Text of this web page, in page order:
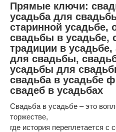
Прямые ключи:
усадьба для
старинной усадьбе,
свадьбы в усадьбе,
традиции в
для свадьбы,
усадьбы для
свадьба в усадьбе
свадеб в усадьбах
Свадьба в усадьбе – это
торжестве,
где история переплетается с